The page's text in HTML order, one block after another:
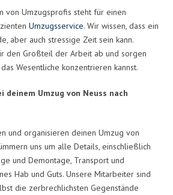
von Umzugsprofis steht für einen
Umzugsservice. Wir wissen, dass ein
aber auch stressige Zeit sein kann.
den Großteil der Arbeit ab und sorgen
Wesentliche konzentrieren kannst.
deinem Umzug von Neuss nach
und organisieren deinen Umzug von
uns um alle Details, einschließlich
und Demontage, Transport und
Hab und Guts. Unsere Mitarbeiter sind
die zerbrechlichsten Gegenstände